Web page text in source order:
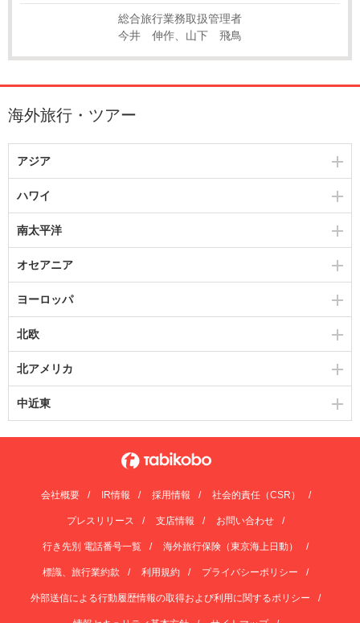
総合旅行業務取扱管理者
今井 伸作、山下 飛鳥
海外旅行・ツアー
アジア
ハワイ
南太平洋
オセアニア
ヨーロッパ
北欧
北アメリカ
中近東
会社概要 IR情報 採用情報 社会的責任（CSR）
プレスリリース 支店情報 お問い合わせ
行き先別 電話番号一覧 海外旅行保険（東京海上日動）
標識、旅行業約款 利用規約 プライバシーポリシー
外部送信による行動履歴情報の取得および利用に関するポリシー